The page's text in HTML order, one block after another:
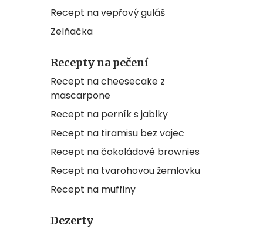
Recept na vepřový guláš
Zelňačka
Recepty na pečení
Recept na cheesecake z
mascarpone
Recept na perník s jablky
Recept na tiramisu bez vajec
Recept na čokoládové brownies
Recept na tvarohovou žemlovku
Recept na muffiny
Dezerty